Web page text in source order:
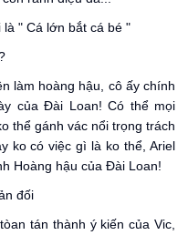
" Cá lớn bắt cá bé "
làm hoàng hậu, cô ấy chính
của Đài Loan! Có thể mọi
thể gánh vác nổi trọng trách
ko có việc gì là ko thể, Ariel
Hoàng hậu của Đài Loan!
đối
tán thành ý kiến của Vic,